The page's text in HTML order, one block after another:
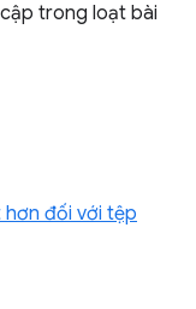
trong loạt bài
đối với tệp